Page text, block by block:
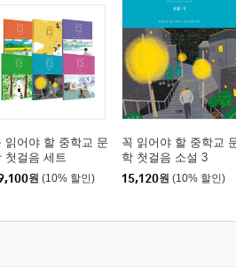
읽어야 할 중학교 문
첫걸음 세트
원 (10% 할인)
꼭 읽어야 할 중학교
학 첫걸음 소설 3
15,120원 (10% 할인)